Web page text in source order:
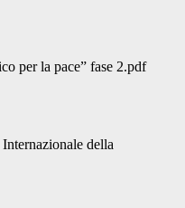
per la pace” fase 2.pdf
della